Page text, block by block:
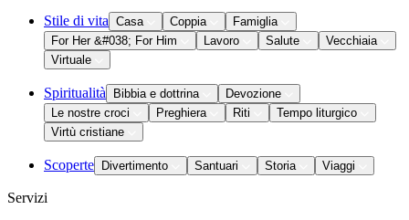
Stile di vita Casa Coppia
Famiglia
For Her &#038; For Him
Lavoro Salute
Vecchiaia
Virtuale
Spiritualità Bibbia e dottrina
Devozione
Le nostre croci
Preghiera Riti
Tempo liturgico
Virtù cristiane
Scoperte Divertimento Santuari Storia Viaggi
Servizi